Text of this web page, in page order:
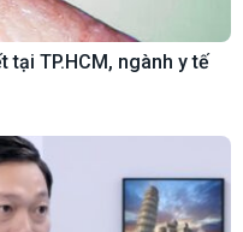
tại TP.HCM, ngành y tế